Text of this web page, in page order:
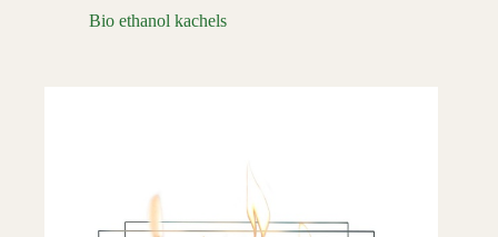
Bio ethanol kachels